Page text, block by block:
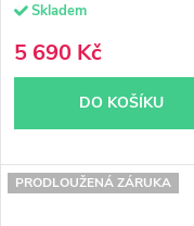
Skladem
5 690 Kč
DO KOŠÍKU
PRODLOUŽENÁ ZÁRUKA